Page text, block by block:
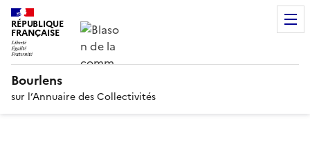
RÉPUBLIQUE
FRANÇAISE
Bourlens
sur l’Annuaire des Collectivités